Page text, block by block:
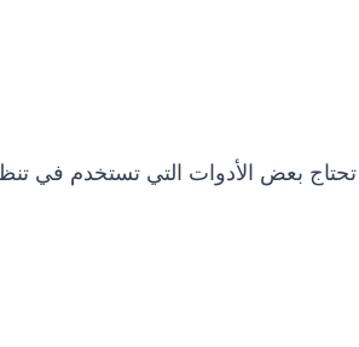
تحتاج بعض الأدوات التي تستخدم في